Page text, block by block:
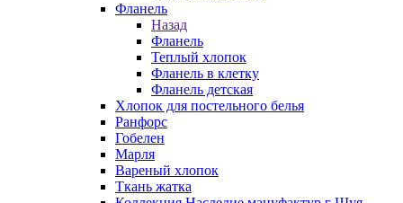
Фланель
Назад
Фланель
Теплый хлопок
Фланель в клетку
Фланель детская
Хлопок для постельного белья
Ранфорс
Гобелен
Марля
Вареный хлопок
Ткань жатка